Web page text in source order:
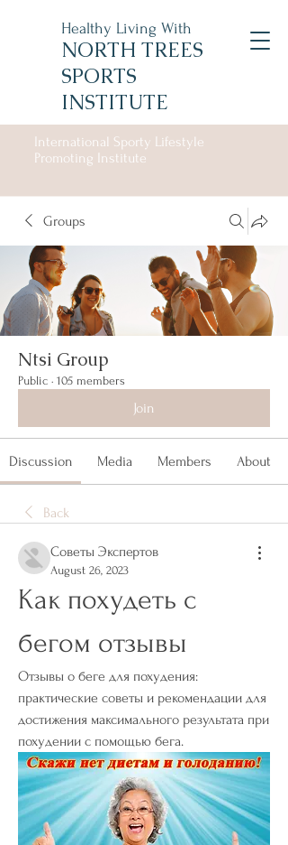
Healthy Living With
NORTH TREES
SPORTS
INSTITUTE
International Sporty Lifestyle
Promoting Institute
Groups
Ntsi Group
Public · 105 members
Join
Discussion Media Members About
Back
Советы Экспертов
August 26, 2023
Как похудеть с
бегом отзывы
Отзывы о беге для похудения:
практические советы и рекомендации для
достижения максимального результата при
похудении с помощью бега.